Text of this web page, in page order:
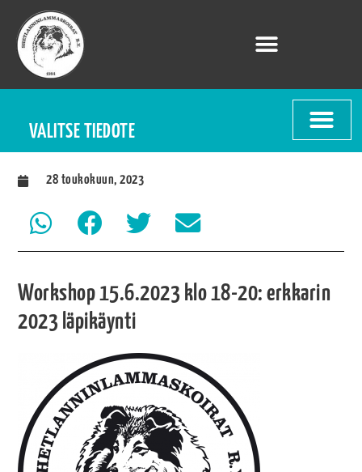
28 toukokuun, 2023
Workshop 15.6.2023 klo 18-20: erkkarin
2023 läpikäynti
VALITSE TIEDOTE